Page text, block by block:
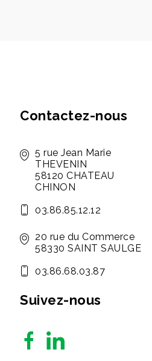
Contactez-nous
5 rue Jean Marie
THEVENIN
58120 CHATEAU
CHINON
03.86.85.12.12
20 rue du Commerce
58330 SAINT SAULGE
03.86.68.03.87
Suivez-nous